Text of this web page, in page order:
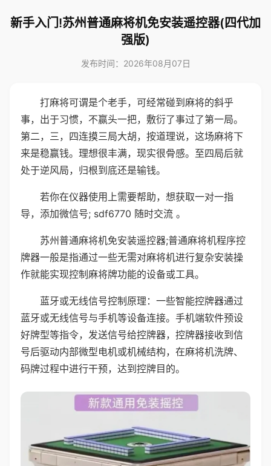
新手入门!苏州普通麻将机免安装遥控器(四代加
强版)
发布时间：2026年08月07日
打麻将可谓是个老手，可经常碰到麻将的斜乎
事，出于习惯，不赢头一把，敷衍了事过了第一局。
第二，三，四连摸三局大胡，按道理说，这场麻将下
来是稳赢钱。理想很丰满，现实很骨感。至四局后就
处于逆风局，归根到底还是输钱。
若你在仪器使用上需要帮助，想获取一对一指
导，添加微信号; sdf6770 随时交流 。
苏州普通麻将机免安装遥控器;普通麻将机程序控
牌器一般是指通过一些无需对麻将机进行复杂安装操
作就能实现控制麻将牌功能的设备或工具。
蓝牙或无线信号控制原理：一些智能控牌器通过
蓝牙或无线信号与手机等设备连接。手机端软件预设
好牌型等指令，发送信号给控牌器，控牌器接收到信
号后驱动内部微型电机或机械结构，在麻将机洗牌、
码牌过程中进行干预，达到控牌目的。